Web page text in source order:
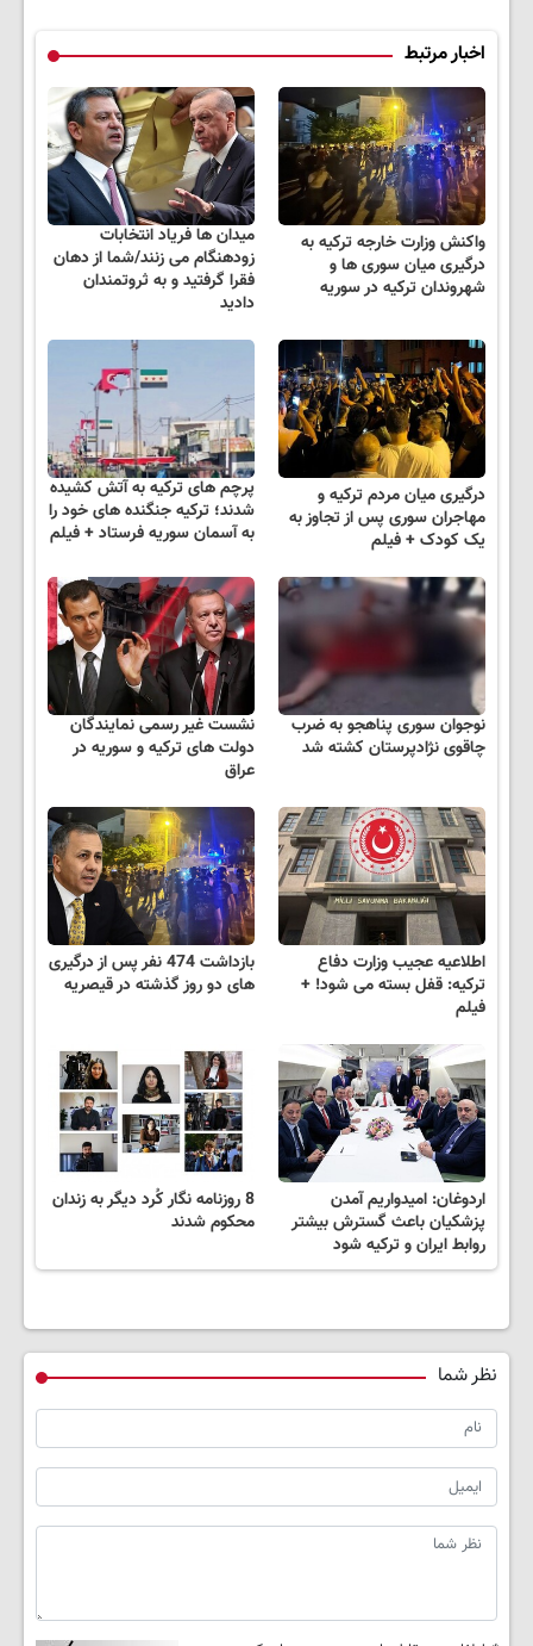
اخبار مرتبط
واکنش وزارت خارجه ترکیه به
درگیری میان سوری ها و
شهروندان ترکیه در سوریه
میدان ها فریاد انتخابات
زودهنگام می زنند/شما از دهان
فقرا گرفتید و به ثروتمندان
دادید
درگیری میان مردم ترکیه و
مهاجران سوری پس از تجاوز به
یک کودک + فیلم
پرچم های ترکیه به آتش کشیده
شدند؛ ترکیه جنگنده های خود را
به آسمان سوریه فرستاد + فیلم
نوجوان سوری پناهجو به ضرب
چاقوی نژادپرستان کشته شد
نشست غیر رسمی نمایندگان
دولت های ترکیه و سوریه در
عراق
اطلاعیه عجیب وزارت دفاع
ترکیه: قفل بسته می شود! +
فیلم
بازداشت 474 نفر پس از درگیری
های دو روز گذشته در قیصریه
اردوغان: امیدواریم آمدن
پزشکیان باعث گسترش بیشتر
روابط ایران و ترکیه شود
8 روزنامه نگار کُرد دیگر به زندان
محکوم شدند
نظر شما